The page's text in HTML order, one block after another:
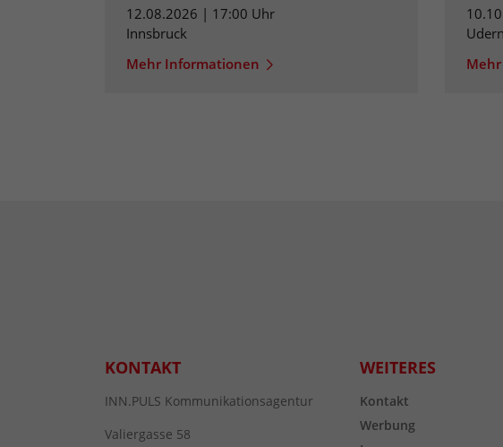
12.08.2026 | 17:00 Uhr
Innsbruck
Mehr Informationen
KONTAKT
INN.PULS Kommunikationsagentur
Valiergasse 58
WEITERES
Kontakt
Werbung